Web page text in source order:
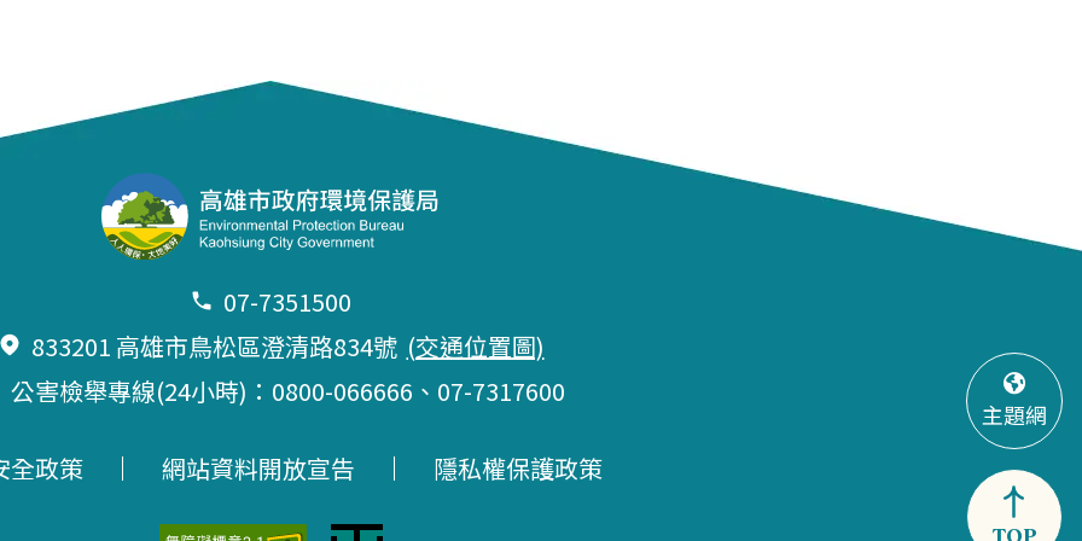
07-7351500
833201 高雄市鳥松區澄清路834號 (交通位置圖)
公害檢舉專線(24小時)：0800-066666、 07-7317600
全政策 網站資料開放宣告 隱私權保護政策
主題網
TOP